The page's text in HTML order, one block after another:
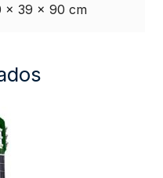
× 39 × 90 cm